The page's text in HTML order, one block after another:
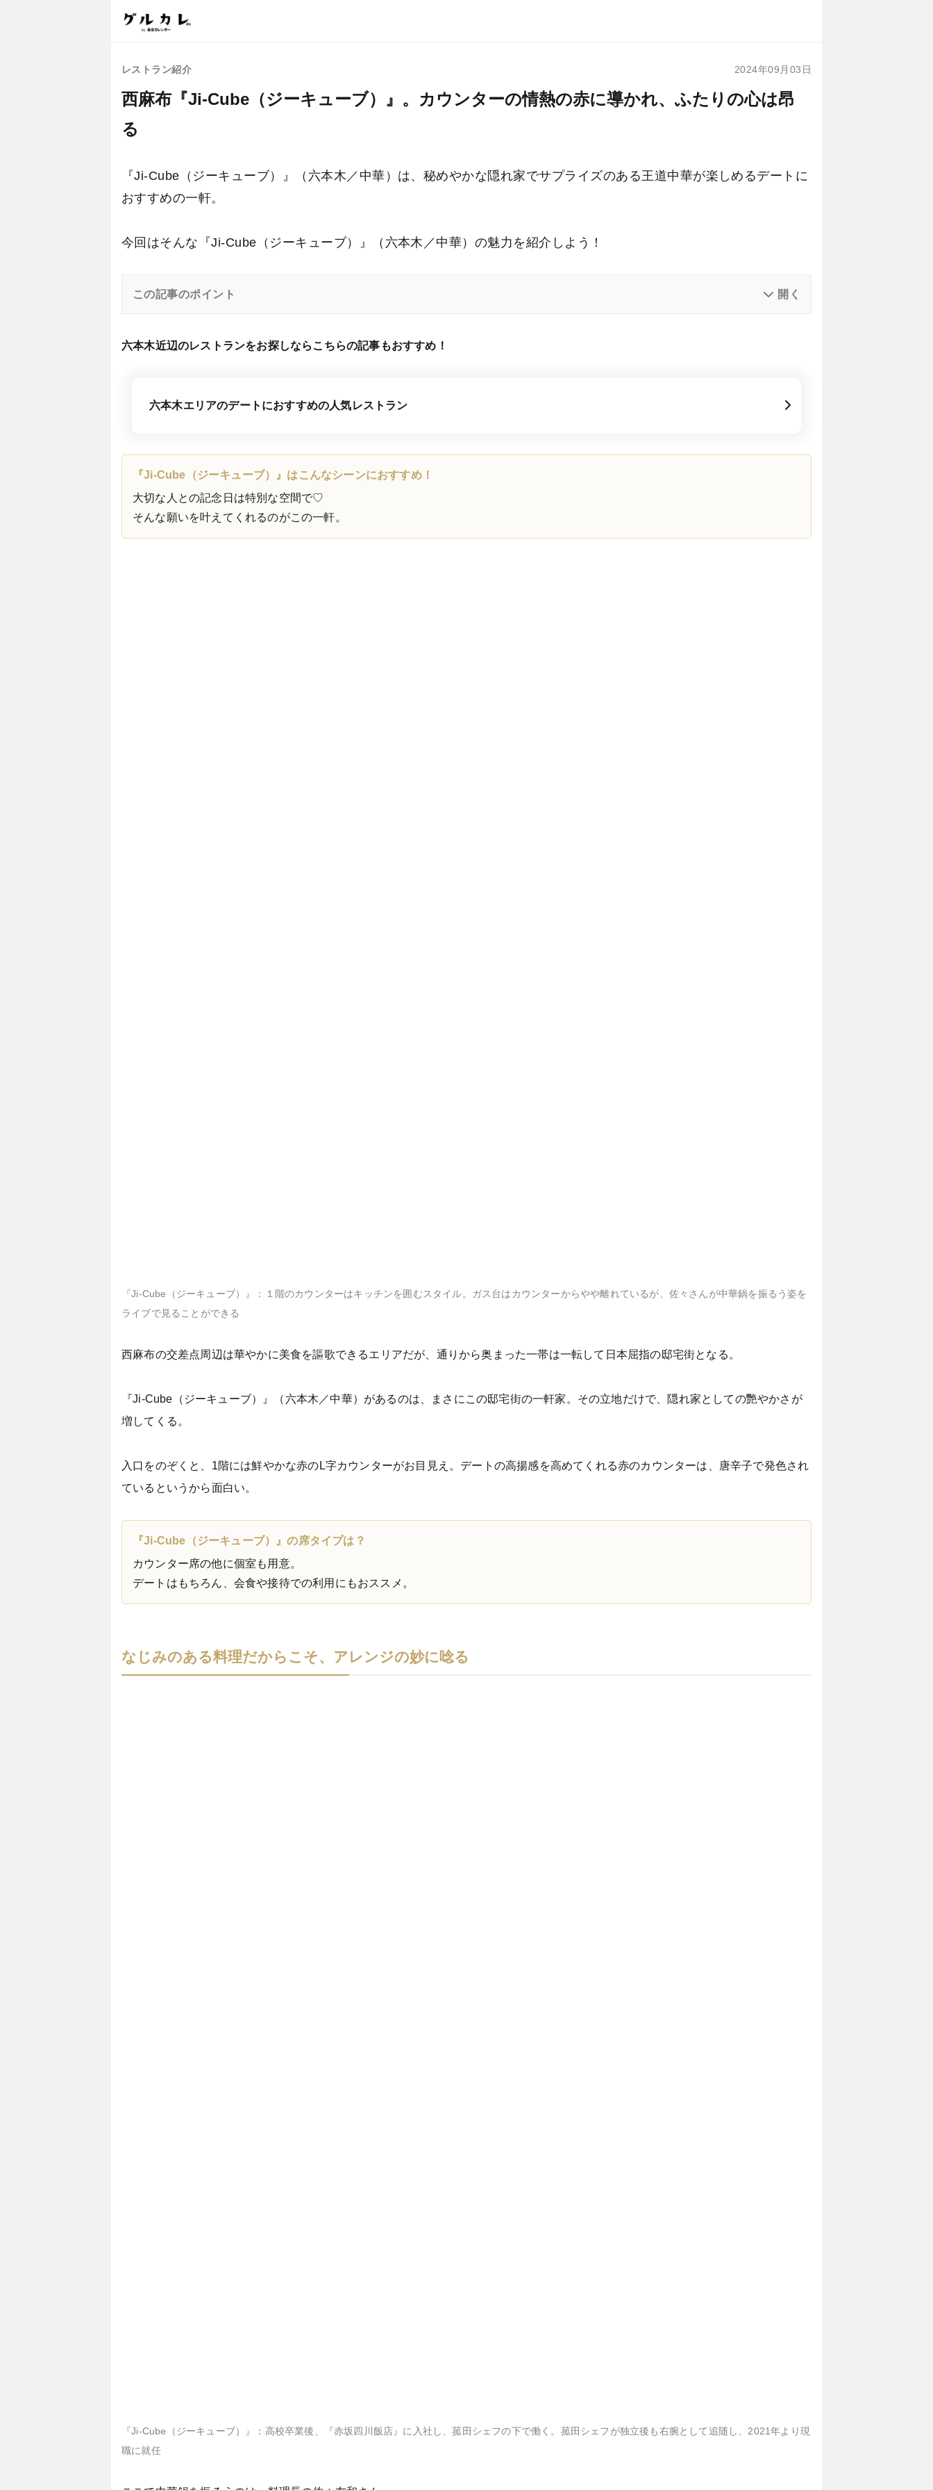
レストラン紹介 2024年09月03日
西麻布『Ji-Cube（ジーキューブ）』。カウンターの情熱の赤に導かれ、ふたりの心は昂
る
『Ji-Cube（ジーキューブ）』（六本木／中華）は、秘めやかな隠れ家でサプライズのある王道中華が楽しめるデートに
おすすめの一軒。
今回はそんな『Ji-Cube（ジーキューブ）』（六本木／中華）の魅力を紹介しよう！
この記事のポイント
六本木近辺のレストランをお探しならこちらの記事もおすすめ！
六本木エリアのデートにおすすめの人気レストラン
『Ji-Cube（ジーキューブ）』はこんなシーンにおすすめ！
大切な人との記念日は特別な空間で♡
そんな願いを叶えてくれるのがこの一軒。
『Ji-Cube（ジーキューブ）』：１階のカウンターはキッチンを囲むスタイル。ガス台はカウンターからやや離れているが、佐々さんが中華鍋を振るう姿を
ライブで見ることができる
西麻布の交差点周辺は華やかに美食を謳歌できるエリアだが、通りから奥まった一帯は一転して日本屈指の邸宅街となる。
『Ji-Cube（ジーキューブ）』（六本木／中華）があるのは、まさにこの邸宅街の一軒家。その立地だけで、隠れ家としての艷やかさが
増してくる。
入口をのぞくと、1階には鮮やかな赤のL字カウンターがお目見え。デートの高揚感を高めてくれる赤のカウンターは、唐辛子で発色され
ているというから面白い。
『Ji-Cube（ジーキューブ）』の席タイプは？
カウンター席の他に個室も用意。
デートはもちろん、会食や接待での利用にもおススメ。
なじみのある料理だからこそ、アレンジの妙に唸る
『Ji-Cube（ジーキューブ）』：高校卒業後、『赤坂四川飯店』に入社し、菰田シェフの下で働く。菰田シェフが独立後も右腕として追随し、2021年より現
職に就任